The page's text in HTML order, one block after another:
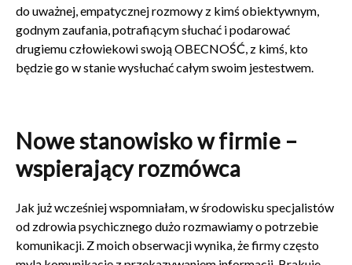
do uważnej, empatycznej rozmowy z kimś obiektywnym,
godnym zaufania, potrafiącym słuchać i podarować
drugiemu człowiekowi swoją OBECNOŚĆ, z kimś, kto
będzie go w stanie wysłuchać całym swoim jestestwem.
Nowe stanowisko w firmie –
wspierający rozmówca
Jak już wcześniej wspomniałam, w środowisku specjalistów
od zdrowia psychicznego dużo rozmawiamy o potrzebie
komunikacji. Z moich obserwacji wynika, że firmy często